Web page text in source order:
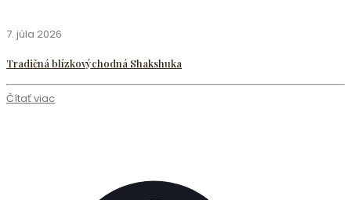
7. júla 2026
Tradičná blízkovýchodná Shakshuka
Čítať viac